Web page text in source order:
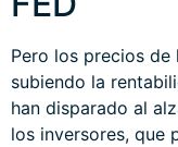
Pero los precios
subiendo la
han disparado al
los inversores, que